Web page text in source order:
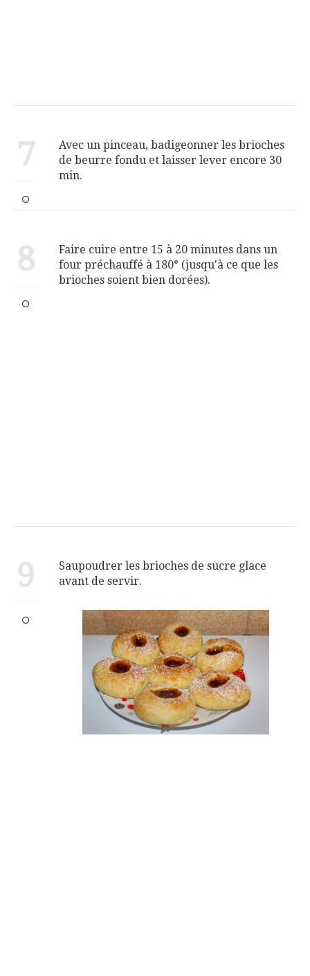
7
Avec un pinceau, badigeonner les brioches
de beurre fondu et laisser lever encore 30
min.
8
Faire cuire entre 15 à 20 minutes dans un
four préchauffé à 180° (jusqu'à ce que les
brioches soient bien dorées).
9
Saupoudrer les brioches de sucre glace
avant de servir.